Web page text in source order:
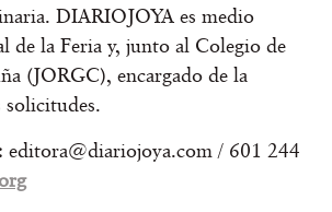
DIARIOJOYA es medio
de la Feria y, junto al Colegio de
(JORGC), encargado de la
solicitudes.
editora@diariojoya.com / 601 244